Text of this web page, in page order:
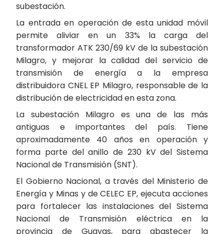
subestación.
La entrada en operación de esta unidad móvil
permite aliviar en un 33% la carga del
transformador ATK 230/69 kV de la subestación
Milagro, y mejorar la calidad del servicio de
transmisión de energía a la empresa
distribuidora CNEL EP Milagro, responsable de la
distribución de electricidad en esta zona.
La subestación Milagro es una de las más
antiguas e importantes del país. Tiene
aproximadamente 40 años en operación y
forma parte del anillo de 230 kV del Sistema
Nacional de Transmisión (SNT).
El Gobierno Nacional, a través del Ministerio de
Energía y Minas y de CELEC EP, ejecuta acciones
para fortalecer las instalaciones del Sistema
Nacional de Transmisión eléctrica en la
provincia de Guayas, para abastecer la